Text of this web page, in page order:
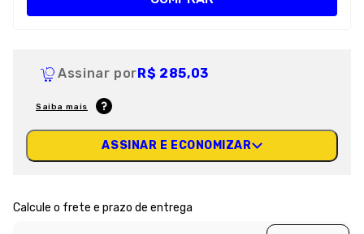
Assinar porR$ 285,03
Saiba mais
ASSINAR E ECONOMIZAR